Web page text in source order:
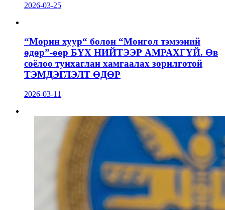
2026-03-25
“Морин хуур“ болон “Монгол тэмээний
өдөр”-өөр БҮХ НИЙТЭЭР АМРАХГҮЙ. Өв
соёлоо тунхаглан хамгаалах зорилготой
ТЭМДЭГЛЭЛТ ӨДӨР
2026-03-11